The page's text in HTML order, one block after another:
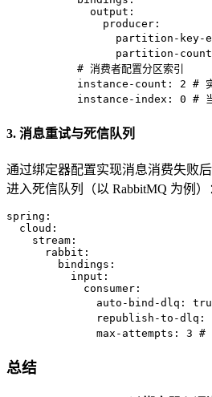
output:
producer:
partition-key-
partition-
# 消费者配置分区索引
instance-count:
2 #
instance-index:
0 #
3. 消息重试与死信队列
通过绑定器配置实现消息消费失败
进入死信队列（以 RabbitMQ 为例）
spring:
cloud:
stream:
rabbit:
bindings:
input:
consumer:
auto-bind-dlq:
republish-to-dlq:
max-attempts:
3 #
总结